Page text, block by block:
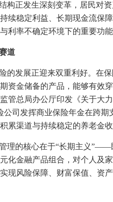
构正发生深刻变革，居民对
续稳定利益、长期现金流保
利率不确定环境下的重要功
道
的发展正迎来双重利好。在
资金储备的产品，能够有效
管总局办公厅印发《关于大
公司发挥商业保险年金在跨
累渠道与持续稳定的养老金
理的核心在于“长期主义
化金融产品组合，对个人及
现风险保障、财富保值、资